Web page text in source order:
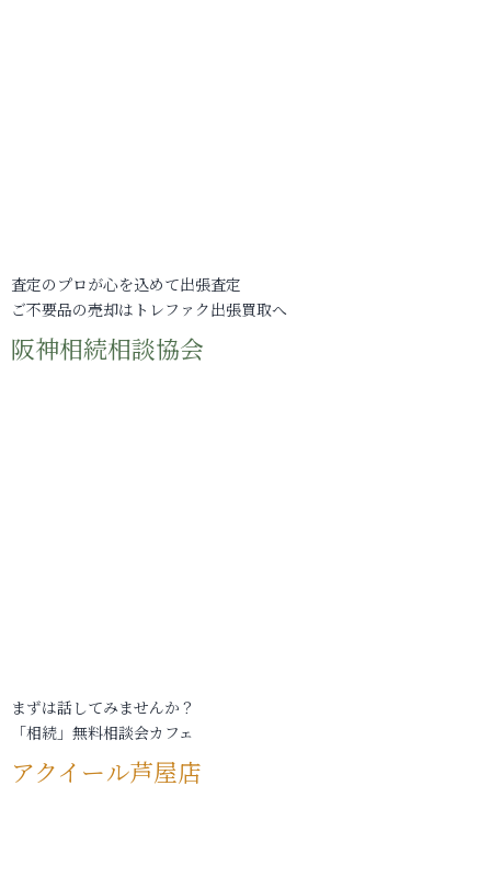
査定のプロが心を込めて出張査定
ご不要品の売却はトレファク出張買取へ
阪神相続相談協会
まずは話してみませんか？
「相続」無料相談会カフェ
アクイール芦屋店